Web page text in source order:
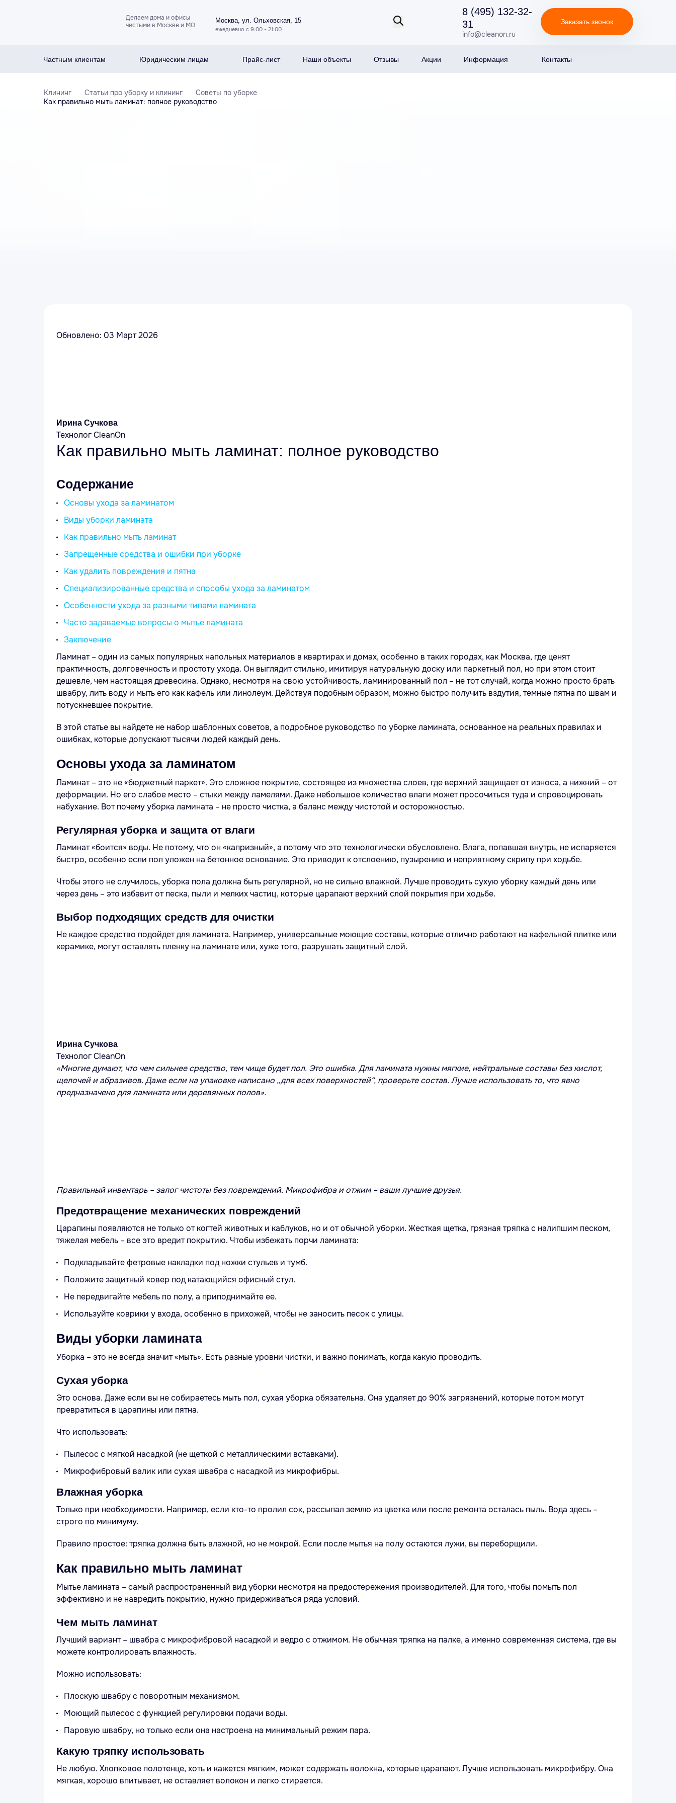
Делаем дома и офисы
чистыми в Москве и МО
Москва, ул. Ольховская, 15
ежедневно с 9:00 - 21:00
8 (495) 132-32-
31
info@cleanon.ru
Заказать звонок
Частным клиентам Юридическим лицам Прайс-лист Наши объекты Отзывы Акции Информация Контакты
Клининг Статьи про уборку и клининг
Советы по уборке
Как правильно мыть ламинат: полное руководство
Обновлено: 03 Март 2026
Ирина Сучкова
Технолог CleanOn
Как правильно мыть ламинат: полное руководство
Содержание
Основы ухода за ламинатом
Виды уборки ламината
Как правильно мыть ламинат
Запрещенные средства и ошибки при уборке
Как удалить повреждения и пятна
Специализированные средства и способы ухода за ламинатом
Особенности ухода за разными типами ламината
Часто задаваемые вопросы о мытье ламината
Заключение
Ламинат – один из самых популярных напольных материалов в квартирах и домах, особенно в таких городах, как Москва, где ценят
практичность, долговечность и простоту ухода. Он выглядит стильно, имитируя натуральную доску или паркетный пол, но при этом стоит
дешевле, чем настоящая древесина. Однако, несмотря на свою устойчивость, ламинированный пол – не тот случай, когда можно просто брать
швабру, лить воду и мыть его как кафель или линолеум. Действуя подобным образом, можно быстро получить вздутия, темные пятна по швам и
потускневшее покрытие.
В этой статье вы найдете не набор шаблонных советов, а подробное руководство по уборке ламината, основанное на реальных правилах и
ошибках, которые допускают тысячи людей каждый день.
Основы ухода за ламинатом
Ламинат – это не «бюджетный паркет». Это сложное покрытие, состоящее из множества слоев, где верхний защищает от износа, а нижний – от
деформации. Но его слабое место – стыки между ламелями. Даже небольшое количество влаги может просочиться туда и спровоцировать
набухание. Вот почему уборка ламината – не просто чистка, а баланс между чистотой и осторожностью.
Регулярная уборка и защита от влаги
Ламинат «боится» воды. Не потому, что он «капризный», а потому что это технологически обусловлено. Влага, попавшая внутрь, не испаряется
быстро, особенно если пол уложен на бетонное основание. Это приводит к отслоению, пузырению и неприятному скрипу при ходьбе.
Чтобы этого не случилось, уборка пола должна быть регулярной, но не сильно влажной. Лучше проводить сухую уборку каждый день или
через день – это избавит от песка, пыли и мелких частиц, которые царапают верхний слой покрытия при ходьбе.
Выбор подходящих средств для очистки
Не каждое средство подойдет для ламината. Например, универсальные моющие составы, которые отлично работают на кафельной плитке или
керамике, могут оставлять пленку на ламинате или, хуже того, разрушать защитный слой.
Ирина Сучкова
Технолог CleanOn
«Многие думают, что чем сильнее средство, тем чище будет пол. Это ошибка. Для ламината нужны мягкие, нейтральные составы без кислот,
щелочей и абразивов. Даже если на упаковке написано „для всех поверхностей“, проверьте состав. Лучше использовать то, что явно
предназначено для ламината или деревянных полов».
Правильный инвентарь – залог чистоты без повреждений. Микрофибра и отжим – ваши лучшие друзья.
Предотвращение механических повреждений
Царапины появляются не только от когтей животных и каблуков, но и от обычной уборки. Жесткая щетка, грязная тряпка с налипшим песком,
тяжелая мебель – все это вредит покрытию. Чтобы избежать порчи ламината:
Подкладывайте фетровые накладки под ножки стульев и тумб.
Положите защитный ковер под катающийся офисный стул.
Не передвигайте мебель по полу, а приподнимайте ее.
Используйте коврики у входа, особенно в прихожей, чтобы не заносить песок с улицы.
Виды уборки ламината
Уборка – это не всегда значит «мыть». Есть разные уровни чистки, и важно понимать, когда какую проводить.
Сухая уборка
Это основа. Даже если вы не собираетесь мыть пол, сухая уборка обязательна. Она удаляет до 90% загрязнений, которые потом могут
превратиться в царапины или пятна.
Что использовать:
Пылесос с мягкой насадкой (не щеткой с металлическими вставками).
Микрофибровый валик или сухая швабра с насадкой из микрофибры.
Влажная уборка
Только при необходимости. Например, если кто-то пролил сок, рассыпал землю из цветка или после ремонта осталась пыль. Вода здесь –
строго по минимуму.
Правило простое: тряпка должна быть влажной, но не мокрой. Если после мытья на полу остаются лужи, вы переборщили.
Как правильно мыть ламинат
Мытье ламината – самый распространенный вид уборки несмотря на предостережения производителей. Для того, чтобы помыть пол
эффективно и не навредить покрытию, нужно придерживаться ряда условий.
Чем мыть ламинат
Лучший вариант – швабра с микрофибровой насадкой и ведро с отжимом. Не обычная тряпка на палке, а именно современная система, где вы
можете контролировать влажность.
Можно использовать:
Плоскую швабру с поворотным механизмом.
Моющий пылесос с функцией регулировки подачи воды.
Паровую швабру, но только если она настроена на минимальный режим пара.
Какую тряпку использовать
Не любую. Хлопковое полотенце, хоть и кажется мягким, может содержать волокна, которые царапают. Лучше использовать микрофибру. Она
мягкая, хорошо впитывает, не оставляет волокон и легко стирается.